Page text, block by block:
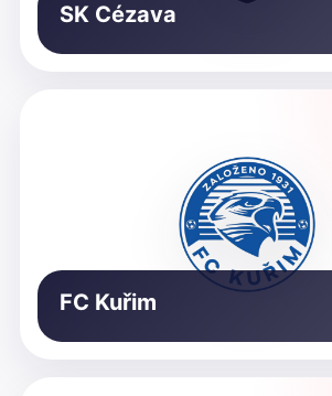
SK Cézava
FC Kuřim